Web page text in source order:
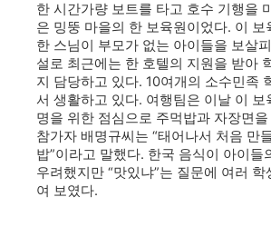
한 시간가량 보트를 타고 호수 기행을
은 밍뚱 마을의 한 보육원이었다. 이 보
한 스님이 부모가 없는 아이들을 보살
설로 최근에는 한 호텔의 지원을 받아
지 담당하고 있다. 10여개의 소수민족
서 생활하고 있다. 여행팀은 이날 이 보
명을 위한 점심으로 주먹밥과 자장면
참가자 배명규씨는 “태어나서 처음 만
밥”이라고 말했다. 한국 음식이 아이들
우려했지만 “맛있냐”는 질문에 여러 학
여 보였다.